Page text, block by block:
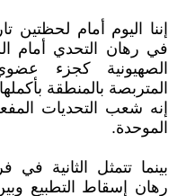
إننا اليوم أمام لحظتين
في رهان التحدي أمام
الصهيونية كجزء
المتربصة بالمنطقة
إنه شعب التحديات
الموحدة.
بينما تتمثل الثانية في
رهان إسقاط التطبيع